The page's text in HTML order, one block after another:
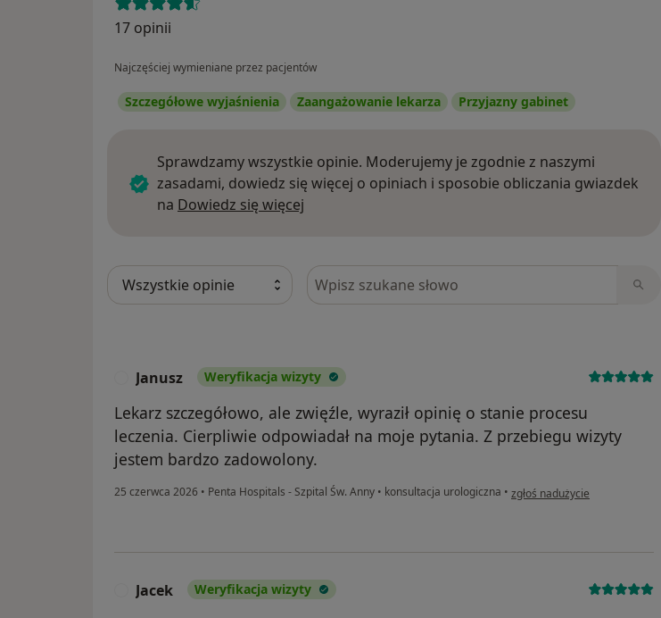
17 opinii
Najczęściej wymieniane przez pacjentów
Szczegółowe wyjaśnienia Zaangażowanie lekarza Przyjazny gabinet
Sprawdzamy wszystkie opinie. Moderujemy je zgodnie z naszymi
zasadami, dowiedz się więcej o opiniach i sposobie obliczania gwiazdek
na Dowiedz się więcej
Szukaj w opiniach
Janusz Weryfikacja wizyty
Lekarz szczegółowo, ale zwięźle, wyraził opinię o stanie procesu
leczenia. Cierpliwie odpowiadał na moje pytania. Z przebiegu wizyty
jestem bardzo zadowolony.
25 czerwca 2026 • Penta Hospitals - Szpital Św. Anny • konsultacja urologiczna • w opinii użytkownika Janusz
zgłoś nadużycie
Jacek Weryfikacja wizyty